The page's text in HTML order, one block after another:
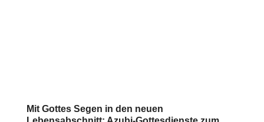
Mit Gottes Segen in den neuen